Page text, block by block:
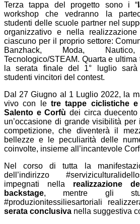
Terza tappa del progetto sono i “
workshop che vedranno la
studenti delle scuole partner nel
organizzativo e nella realizzazione
ciascuno per il proprio settore:
Banzhack, Moda,
Tecnologico/STEAM. Quarta e
la serata finale del 1° luglio
studenti vincitori del contest.
Dal 27 Giugno al 1 Luglio 2022, la
vivo con le tre tappe ciclistiche
Salento e Corfù dei circa
un’occasione di grande visibilità
competizione, che diventerà il
bellezze e le peculiarità delle
coinvolte, insieme all’incantevole
Nel corso di tutta la
dell’indirizzo
impegnati nella realizzazione
backstage, mentre gli
#produzionitessiliesartoriali
serata conclusiva nella suggestiva